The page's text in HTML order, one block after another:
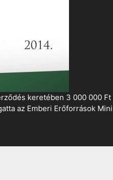
keretében 3 000 000
az Emberi Erőforrások